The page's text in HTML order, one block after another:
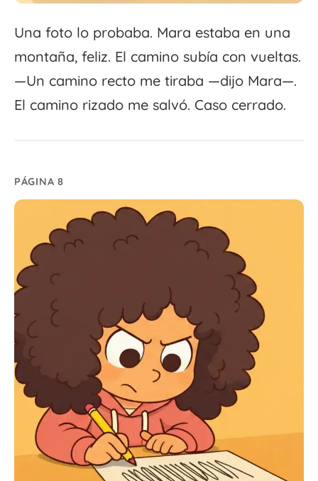
Una foto lo probaba. Mara estaba en una
montaña, feliz. El camino subía con vueltas.
—Un camino recto me tiraba —dijo Mara—.
El camino rizado me salvó. Caso cerrado.
PÁGINA 8